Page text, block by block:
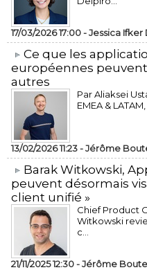
17/03/2026 17:00 -Jessica Ifker
​Ce que les
européennes
autres
Par Aliaksei
EMEA &
13/02/2026 11:23 -Jérôme
​Barak Witkowski,
peuvent désormais
client unifié »
Chief Product
Witkowski
c...
21/11/2025 12:30 -Jérôme